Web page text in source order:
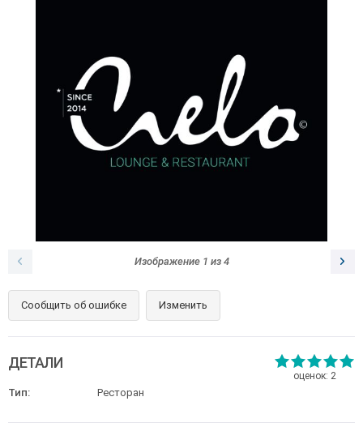
Изображение 1 из 4
Сообщить об ошибке Изменить
оценок: 2
ДЕТАЛИ
Тип: Ресторан